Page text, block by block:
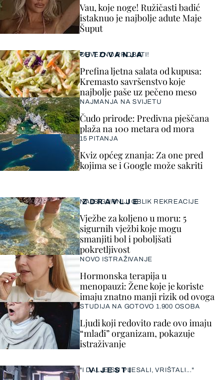
VIJESTI
"I DALJE SU PLESALI, VRIŠTALI..."
Vau, koje noge! Ružičasti badić
istaknuo je najbolje adute Maje
Šuput
ZDRAVLJE
NAJSIGURNIJI OBLIK REKREACIJE
Vježbe za koljeno u moru: 5
sigurnih vježbi koje mogu
smanjiti bol i poboljšati
pokretljivost
NOVO ISTRAŽIVANJE
Hormonska terapija u
menopauzi: Žene koje je koriste
imaju znatno manji rizik od ovoga
STUDIJA NA GOTOVO 1.900 OSOBA
Ljudi koji redovito rade ovo imaju
“mlađi” organizam, pokazuje
istraživanje
PUTOVANJA
OBVEZNO PROBATI!
Prefina ljetna salata od kupusa:
Kremasto savršenstvo koje
najbolje paše uz pečeno meso
NAJMANJA NA SVIJETU
Čudo prirode: Predivna pješčana
plaža na 100 metara od mora
15 PITANJA
Kviz općeg znanja: Za one pred
kojima se i Google može sakriti